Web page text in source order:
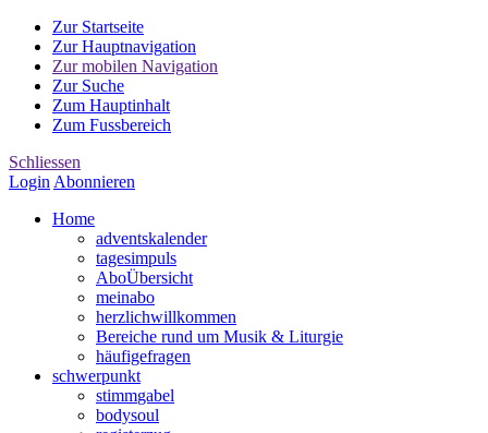
Zur Startseite
Zur Hauptnavigation
Zur mobilen Navigation
Zur Suche
Zum Hauptinhalt
Zum Fussbereich
Schliessen
Login Abonnieren
Home
adventskalender
tagesimpuls
AboÜbersicht
meinabo
herzlichwillkommen
Bereiche rund um Musik & Liturgie
häufigefragen
schwerpunkt
stimmgabel
bodysoul